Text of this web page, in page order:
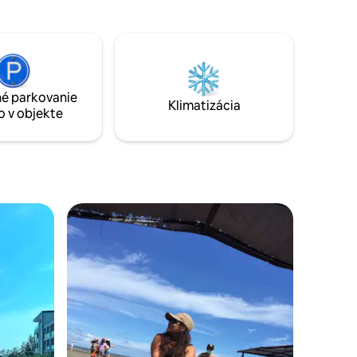
plodmi
orientovaná na rodinu/ páry. Nie je to
pieskom je ideálna na skoré ranné
prechádzky. Veľa pláží v lokalite. Raj.
parkovanie
v objekte
Klimatizácia